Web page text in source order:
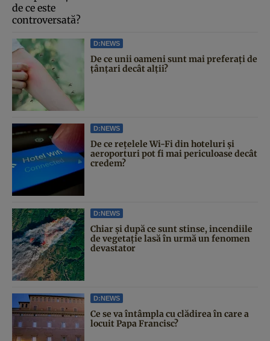
D:NEWS
De ce unii oameni sunt mai preferați de
țânțari decât alții?
D:NEWS
De ce rețelele Wi-Fi din hoteluri și
aeroporturi pot fi mai periculoase decât
credem?
D:NEWS
Chiar și după ce sunt stinse, incendiile
de vegetație lasă în urmă un fenomen
devastator
D:NEWS
Ce se va întâmpla cu clădirea în care a
locuit Papa Francisc?